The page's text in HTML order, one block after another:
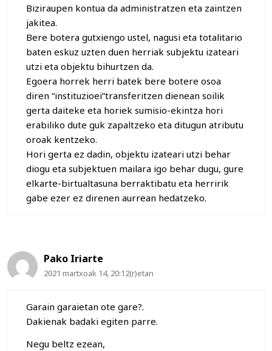
Biziraupen kontua da administratzen eta zaintzen
jakitea.
Bere botera gutxiengo ustel, nagusi eta totalitario
baten eskuz uzten duen herriak subjektu izateari
utzi eta objektu bihurtzen da.
Egoera horrek herri batek bere botere osoa
diren “instituzioei”transferitzen dienean soilik
gerta daiteke eta horiek sumisio-ekintza hori
erabiliko dute guk zapaltzeko eta ditugun atributu
oroak kentzeko.
Hori gerta ez dadin, objektu izateari utzi behar
diogu eta subjektuen mailara igo behar dugu, gure
elkarte-birtualtasuna berraktibatu eta herririk
gabe ezer ez direnen aurrean hedatzeko.
Pako Iriarte
2021 martxoak 14, 20:12(r)etan
Garain garaietan ote gare?.
Dakienak badaki egiten parre.
Negu beltz ezean,